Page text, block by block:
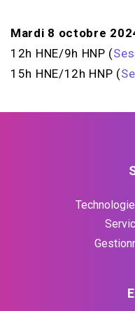
Mardi 8 octobre
12h HNE/9h HNP (
15h HNE/12h HNP (